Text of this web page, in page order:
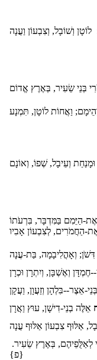
אֶת-הַיֵּמִם בַּמִּדְבָּר, בִּרְעֹתוֹ
לְאַלֻּפֵיהֶם, בְּאֶרֶץ שֵׂעִיר.
{פ}